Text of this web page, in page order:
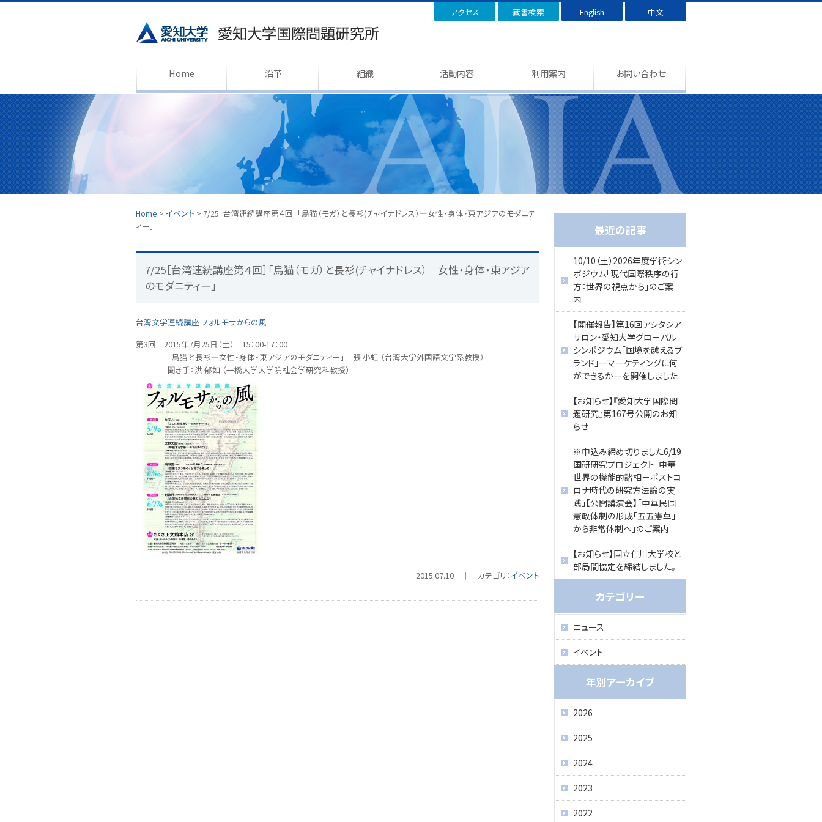
アクセス 蔵書検索 English 中文
Home 沿革 組織 活動内容 利用案内 お問い合わせ
Home > イベント > 7/25［台湾連続講座第４回］「烏猫（モガ）と長衫(チャイナドレス）―女性・身体・東アジアのモダニテ
ィー」
7/25［台湾連続講座第４回］「烏猫（モガ）と長衫(チャイナドレス）―女性・身体・東アジア
のモダニティー」
台湾文学連続講座 フォルモサからの風
第3回 2015年7月25日（土） 15：00-17：00
「烏猫と長衫―女性・身体・東アジアのモダニティー」 張 小虹 （台湾大学外国語文学系教授）
聞き手：洪 郁如 （一橋大学大学院社会学研究科教授）
2015.07.10 ｜ カテゴリ： イベント
最近の記事
10/10（土）2026年度学術シン
ポジウム「現代国際秩序の行
方：世界の視点から」のご案
内
【開催報告】第16回アシタシア
サロン・愛知大学グローバル
シンポジウム「国境を越えるブ
ランド」ーマーケティングに何
ができるかーを開催しました
【お知らせ】『愛知大学国際問
題研究』第167号公開のお知
らせ
※申込み締め切りました6/19
国研研究プロジェクト「中華
世界の機能的諸相－ポストコ
ロナ時代の研究方法論の実
践」【公開講演会】「中華民国
憲政体制の形成――「五五憲草」
から非常体制へ」のご案内
【お知らせ】国立仁川大学校と
部局間協定を締結しました。
カテゴリー
ニュース
イベント
年別アーカイブ
2026
2025
2024
2023
2022